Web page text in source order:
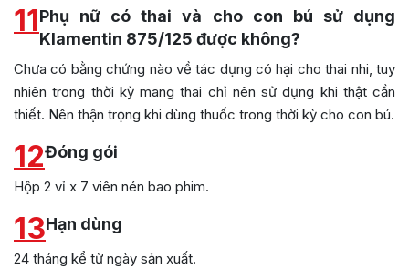
11Phụ nữ có thai và cho con bú sử dụng
Klamentin 875/125 được không?
Chưa có bằng chứng nào về tác dụng có hại cho thai nhi, tuy
nhiên trong thời kỳ mang thai chỉ nên sử dụng khi thật cần
thiết. Nên thận trọng khi dùng thuốc trong thời kỳ cho con bú.
12Đóng gói
Hộp 2 vỉ x 7 viên nén bao phim.
13Hạn dùng
24 tháng kể từ ngày sản xuất.